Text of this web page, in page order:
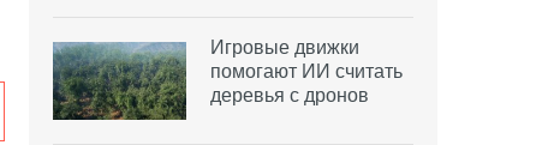
Игровые движки
помогают ИИ считать
деревья с дронов